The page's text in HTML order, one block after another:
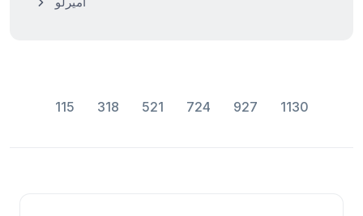
115 318 521 724 927 1130